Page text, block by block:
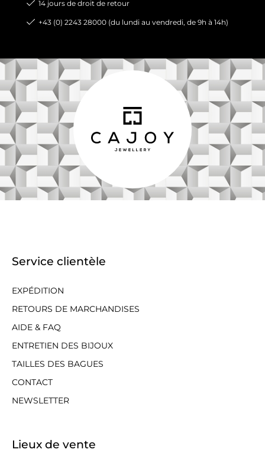
14 jours de droit de retour
+43 (0) 2243 28000 (du lundi au vendredi, de 9h à 14h)
Service clientèle
EXPÉDITION
RETOURS DE MARCHANDISES
AIDE & FAQ
ENTRETIEN DES BIJOUX
TAILLES DES BAGUES
CONTACT
NEWSLETTER
Lieux de vente